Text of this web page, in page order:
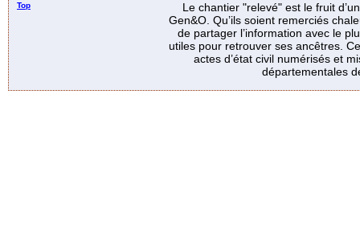
Top
Le chantier "relevé" est le fruit
Gen&O. Qu’ils soient remerciés
de partager l’information avec le
utiles pour retrouver ses ancêtres.
actes d’état civil numérisés et
départementales